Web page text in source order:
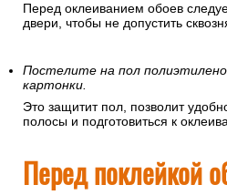
Перед оклеиванием обоев
двери, чтобы не допустить
Постелите на пол
картонки.
Это защитит пол, позволит
полосы и подготовиться к
Перед поклейкой